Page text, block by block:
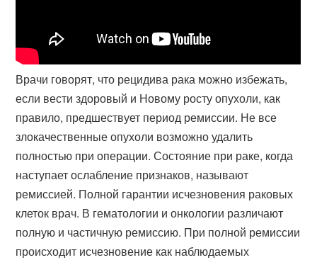
Врачи говорят, что рецидива рака можно избежать,
если вести здоровый и Новому росту опухоли, как
правило, предшествует период ремиссии. Не все
злокачественные опухоли возможно удалить
полностью при операции. Состояние при раке, когда
наступает ослабление признаков, называют
ремиссией. Полной гарантии исчезновения раковых
клеток врач. В гематологии и онкологии различают
полную и частичную ремиссию. При полной ремиссии
происходит исчезновение как наблюдаемых